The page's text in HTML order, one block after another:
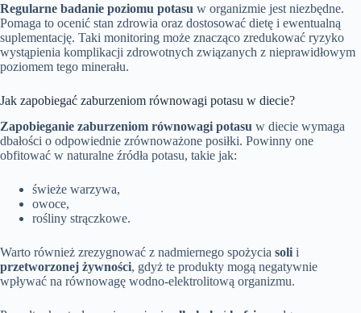
Regularne badanie poziomu potasu w organizmie jest niezbędne.
Pomaga to ocenić stan zdrowia oraz dostosować dietę i ewentualną
suplementację. Taki monitoring może znacząco zredukować ryzyko
wystąpienia komplikacji zdrowotnych związanych z nieprawidłowym
poziomem tego minerału.
Jak zapobiegać zaburzeniom równowagi potasu w diecie?
Zapobieganie zaburzeniom równowagi potasu w diecie wymaga
dbałości o odpowiednie zrównoważone posiłki. Powinny one
obfitować w naturalne źródła potasu, takie jak:
świeże warzywa,
owoce,
rośliny strączkowe.
Warto również zrezygnować z nadmiernego spożycia soli i
przetworzonej żywności, gdyż te produkty mogą negatywnie
wpływać na równowagę wodno-elektrolitową organizmu.